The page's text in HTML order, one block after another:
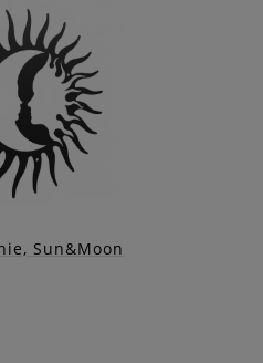
dążenia do celu.
DO KOSZYKA
WIĘCEJ
Sun&Moon